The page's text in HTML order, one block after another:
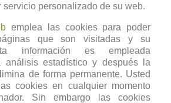
servicio personalizado de su web.
emplea las cookies para poder
que son visitadas y su
información es empleada
análisis estadístico y después la
de forma permanente. Usted
cookies en cualquier momento
Sin embargo las cookies